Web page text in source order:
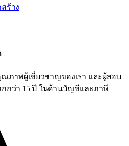
ร้าง
ภาพผู้เชี่ยวชาญของเรา และผู้สอบ
กว่า 15 ปี ในด้านบัญชีและภาษี